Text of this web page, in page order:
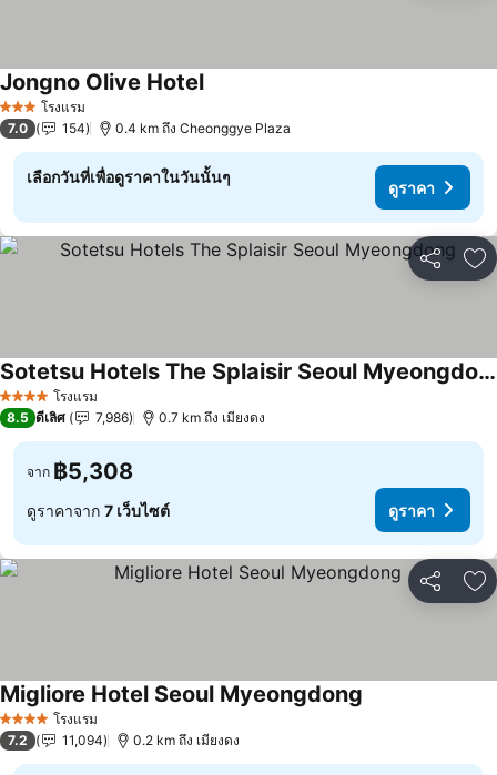
3 ดาว โรงแรม
Jongno Olive Hotel
7.0 154 0.4 km ถึง Cheonggye Plaza
เลือกวันที่เพื่อดูราคาในวันนั้นๆ
ดูราคา
แชร์ เ
4 ดาว โรงแรม
Sotetsu Hotels The Splaisir Seoul Myeongdong
8.5 ดีเลิศ 7,986 0.7 km ถึง เมียงดง
จาก ฿5,308
ดูราคาจาก 7 เว็บไซต์ ดูราคา
แชร์ เ
4 ดาว โรงแรม
Migliore Hotel Seoul Myeongdong
7.2 11,094 0.2 km ถึง เมียงดง